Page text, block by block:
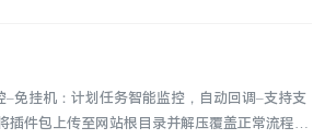
免挂机：计划任务智能监控，自动回调–支持支
件包上传至网站根目录并解压覆盖正常流程添